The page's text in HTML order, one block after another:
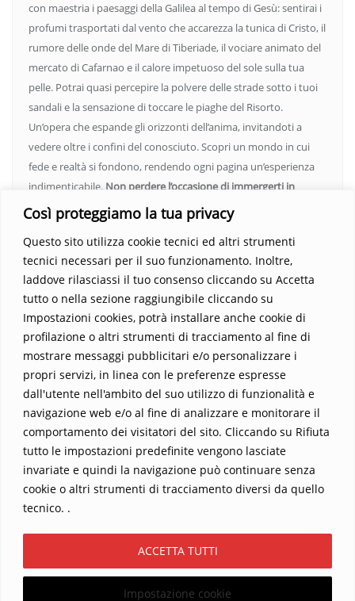
Così proteggiamo la tua privacy
Questo sito utilizza cookie tecnici ed altri strumenti
tecnici necessari per il suo funzionamento. Inoltre,
laddove rilasciassi il tuo consenso cliccando su Accetta
tutto o nella sezione raggiungibile cliccando su
Impostazioni cookies, potrà installare anche cookie di
profilazione o altri strumenti di tracciamento al fine di
mostrare messaggi pubblicitari e/o personalizzare i
propri servizi, in linea con le preferenze espresse
dall'utente nell'ambito del suo utilizzo di funzionalità e
navigazione web e/o al fine di analizzare e monitorare il
comportamento dei visitatori del sito. Cliccando su Rifiuta
tutto le impostazioni predefinite vengono lasciate
invariate e quindi la navigazione può continuare senza
cookie o altri strumenti di tracciamento diversi da quello
tecnico. .
Impostazione cookie
ACCETTA TUTTI
con maestria i paesaggi della Galilea al tempo di Gesù: sentirai i
profumi trasportati dal vento che accarezza la tunica di Cristo, il
rumore delle onde del Mare di Tiberiade, il vociare animato del
mercato di Cafarnao e il calore impetuoso del sole sulla tua
pelle. Potrai quasi percepire la polvere delle strade sotto i tuoi
sandali e la sensazione di toccare le piaghe del Risorto.
Un’opera che espande gli orizzonti dell’anima, invitandoti a
vedere oltre i confini del conosciuto. Scopri un mondo in cui
fede e realtà si fondono, rendendo ogni pagina un’esperienza
indimenticabile. Non perdere l’occasione di immergerti in
questo viaggio straordinario. Acquista il libro e lascia che la
Parola trasformi la tua vita
Home Contatti
Sostieni La Buona Parola – dona 5 €, 10 €, 25 €… il tuo contributo
conta
Chi sono? Alessandro Ginotta, scrittore
I viaggi dell’anima
Catechesi
Copyright ©2026 La buona Parola . All rights reserved.
WordPress &Designed by